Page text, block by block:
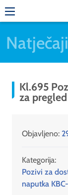
Natječaji
Kl.695
za
Objavljeno:
Kategorija:
Pozivi za
naputka